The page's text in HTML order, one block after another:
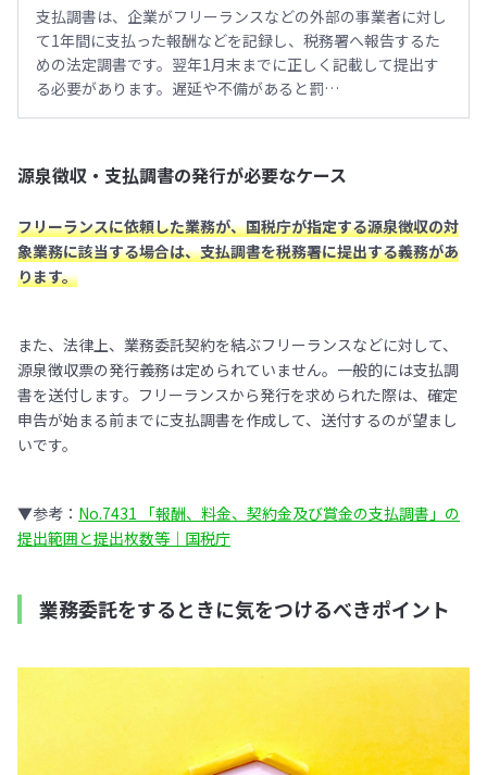
支払調書は、企業がフリーランスなどの外部の事業者に対し
て1年間に支払った報酬などを記録し、税務署へ報告するた
めの法定調書です。翌年1月末までに正しく記載して提出す
る必要があります。遅延や不備があると罰…
源泉徴収・支払調書の発行が必要なケース
フリーランスに依頼した業務が、国税庁が指定する源泉徴収の対
象業務に該当する場合は、支払調書を税務署に提出する義務があ
ります。
また、法律上、業務委託契約を結ぶフリーランスなどに対して、
源泉徴収票の発行義務は定められていません。一般的には支払調
書を送付します。フリーランスから発行を求められた際は、確定
申告が始まる前までに支払調書を作成して、送付するのが望まし
いです。
▼参考： No.7431 「報酬、料金、契約金及び賞金の支払調書」の
提出範囲と提出枚数等｜国税庁
業務委託をするときに気をつけるべきポイント